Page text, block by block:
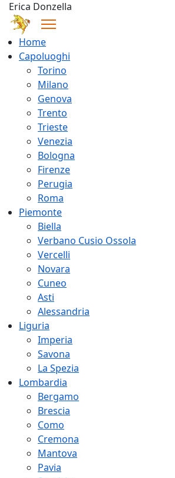
Erica Donzella
Home
Capoluoghi
Torino
Milano
Genova
Trento
Trieste
Venezia
Bologna
Firenze
Perugia
Roma
Piemonte
Biella
Verbano Cusio Ossola
Vercelli
Novara
Cuneo
Asti
Alessandria
Liguria
Imperia
Savona
La Spezia
Lombardia
Bergamo
Brescia
Como
Cremona
Mantova
Pavia